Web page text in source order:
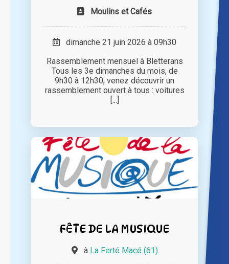
Moulins et Cafés
dimanche 21 juin 2026 à 09h30
Rassemblement mensuel à Bletterans
Tous les 3e dimanches du mois, de
9h30 à 12h30, venez découvrir un
rassemblement ouvert à tous : voitures
[...]
FÊTE DE LA MUSIQUE
à La Ferté Macé (61)